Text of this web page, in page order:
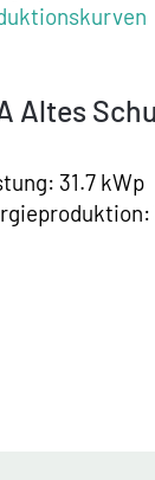
Altes
31.7 kWp